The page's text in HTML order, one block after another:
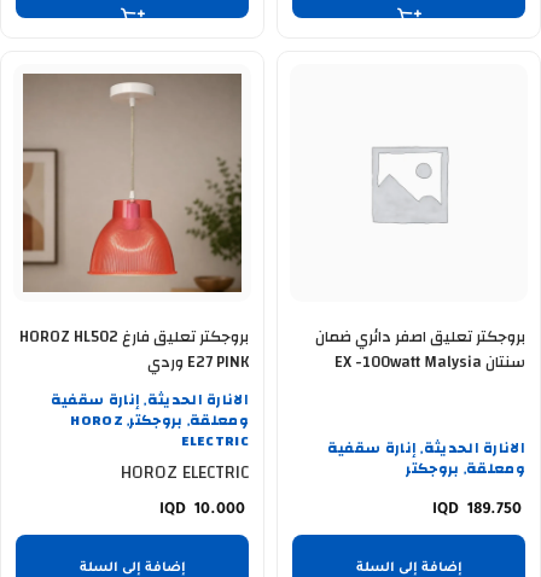
بروجكتر تعليق اصفر دائري ضمان
سنتان EX -100watt Malysia
الانارة الحديثة, إنارة سقفية
ومعلقة, بروجكتر
189.750
إضافة إلى السلة
بروجكتر تعليق فارغ HOROZ HL502
E27 PINK وردي
الانارة الحديثة, إنارة سقفية
ومعلقة, بروجكتر,
HOROZ
ELECTRIC
HOROZ ELECTRIC
10.000
إضافة إلى السلة